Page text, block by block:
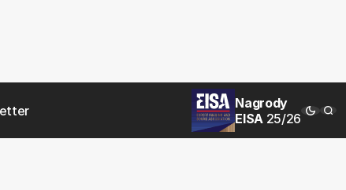
Nagrody
EISA 25/26